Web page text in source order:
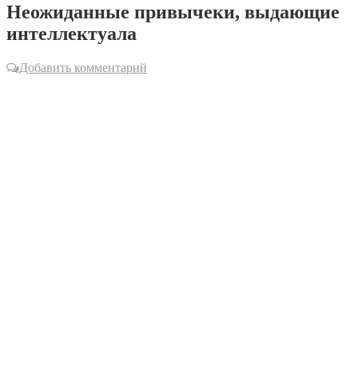
Неожиданные привычеки, выдающие
интеллектуала
Добавить комментарий